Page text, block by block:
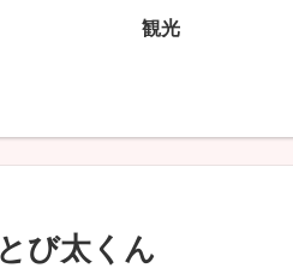
観光
び太くん